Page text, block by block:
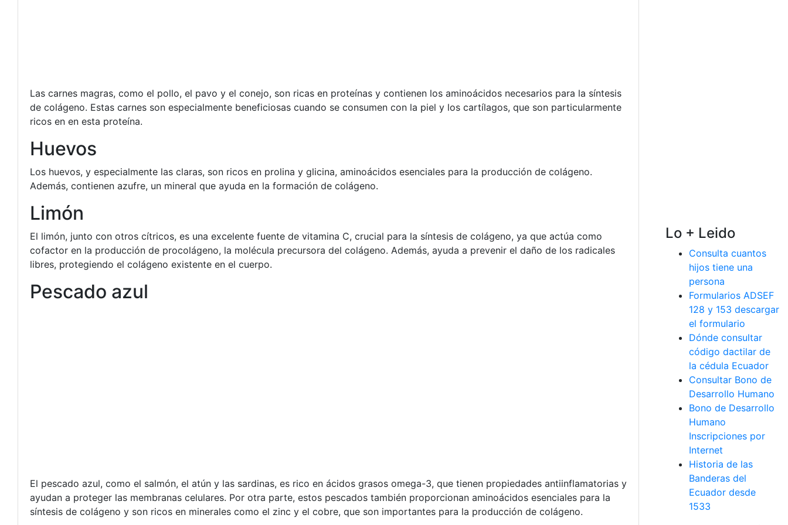
Las carnes magras, como el pollo, el pavo y el conejo, son ricas en proteínas y contienen los aminoácidos necesarios para la síntesis
de colágeno. Estas carnes son especialmente beneficiosas cuando se consumen con la piel y los cartílagos, que son particularmente
ricos en en esta proteína.
Huevos
Los huevos, y especialmente las claras, son ricos en prolina y glicina, aminoácidos esenciales para la producción de colágeno.
Además, contienen azufre, un mineral que ayuda en la formación de colágeno.
Limón
El limón, junto con otros cítricos, es una excelente fuente de vitamina C, crucial para la síntesis de colágeno, ya que actúa como
cofactor en la producción de procolágeno, la molécula precursora del colágeno. Además, ayuda a prevenir el daño de los radicales
libres, protegiendo el colágeno existente en el cuerpo.
Pescado azul
El pescado azul, como el salmón, el atún y las sardinas, es rico en ácidos grasos omega-3, que tienen propiedades antiinflamatorias y
ayudan a proteger las membranas celulares. Por otra parte, estos pescados también proporcionan aminoácidos esenciales para la
síntesis de colágeno y son ricos en minerales como el zinc y el cobre, que son importantes para la producción de colágeno.
Lo + Leido
Consulta cuantos
hijos tiene una
persona
Formularios ADSEF
128 y 153 descargar
el formulario
Dónde consultar
código dactilar de
la cédula Ecuador
Consultar Bono de
Desarrollo Humano
Bono de Desarrollo
Humano
Inscripciones por
Internet
Historia de las
Banderas del
Ecuador desde
1533